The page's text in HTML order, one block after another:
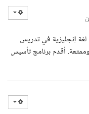
لغة إنجليزية في تدريس
أقدم برنامج تأسيس